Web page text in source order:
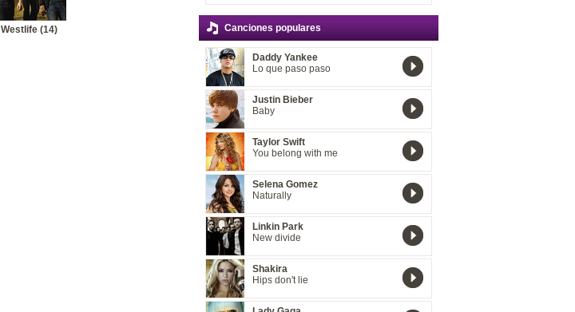
Westlife (14) Canciones populares
Daddy Yankee
Lo que paso paso
Justin Bieber
Baby
Taylor Swift
You belong with me
Selena Gomez
Naturally
Linkin Park
New divide
Shakira
Hips don't lie